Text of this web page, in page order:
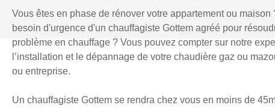
Vous êtes en phase de rénover votre appartement ou maison
besoin d'urgence d'un chauffagiste Gottem agréé pour
problème en chauffage ? Vous pouvez compter sur notre
l’installation et le dépannage de votre chaudière gaz ou
ou entreprise.
Un chauffagiste Gottem se rendra chez vous en moins de